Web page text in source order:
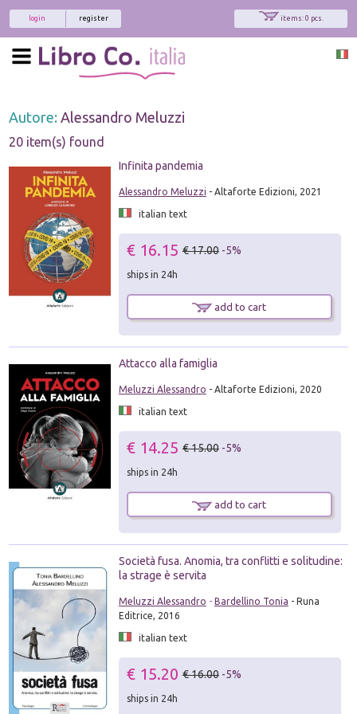
items: 0 pcs.
register
login
Autore: Alessandro Meluzzi
20 item(s) found
Infinita pandemia
Alessandro Meluzzi - Altaforte Edizioni, 2021
italian text
€ 16.15 € 17.00 -5%
ships in 24h
add to cart
Attacco alla famiglia
Meluzzi Alessandro - Altaforte Edizioni, 2020
italian text
€ 14.25 € 15.00 -5%
ships in 24h
add to cart
Società fusa. Anomia, tra conflitti e solitudine:
la strage è servita
Meluzzi Alessandro - Bardellino Tonia - Runa
Editrice, 2016
italian text
€ 15.20 € 16.00 -5%
ships in 24h